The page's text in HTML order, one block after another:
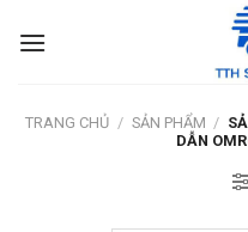
TRANG CHỦ / SẢN PHẨM /
DẪN